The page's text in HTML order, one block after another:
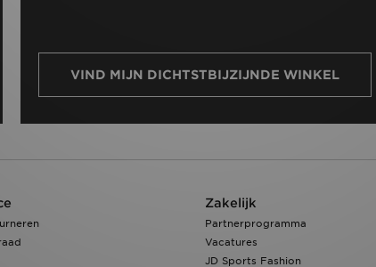
VIND MIJN DICHTSTBIJZIJNDE WINKEL
Zakelijk
Partnerprogramma
Vacatures
JD Sports Fashion